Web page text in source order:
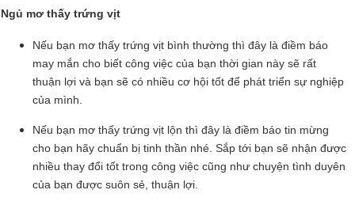
Ngủ mơ thấy trứng vịt
Nếu bạn mơ thấy trứng vịt bình thường thì đây là điềm báo
may mắn cho biết công việc của bạn thời gian này sẽ rất
thuận lợi và bạn sẽ có nhiều cơ hội tốt để phát triển sự nghiệp
của mình.
Nếu bạn mơ thấy trứng vịt lộn thì đây là điềm báo tin mừng
cho bạn hãy chuẩn bị tinh thần nhé. Sắp tới bạn sẽ nhận được
nhiều thay đổi tốt trong công việc cũng như chuyện tình duyên
của bạn được suôn sẻ, thuận lợi.